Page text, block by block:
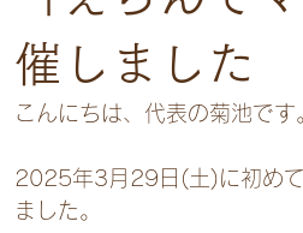
催しました
こんにちは、代表の菊池です
2025年3月29日(土)に初め
ました。